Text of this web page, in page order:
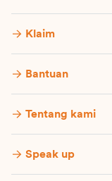
Klaim
Bantuan
Tentang kami
Speak up